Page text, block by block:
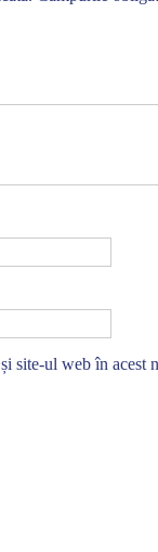
site-ul web în acest